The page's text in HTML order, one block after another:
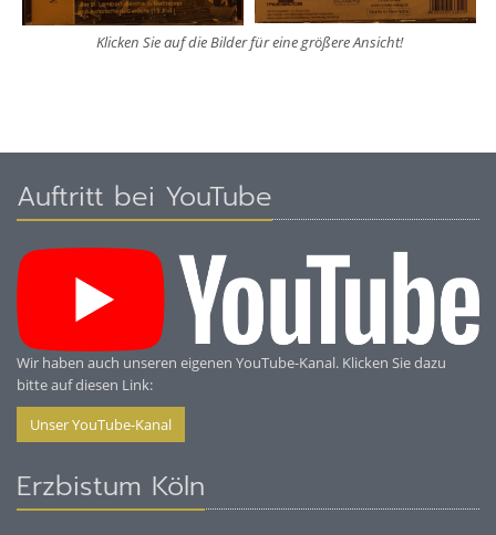
Klicken Sie auf die Bilder für eine größere Ansicht!
Auftritt bei YouTube
Wir haben auch unseren eigenen YouTube-Kanal. Klicken Sie dazu
bitte auf diesen Link:
Unser YouTube-Kanal
Erzbistum Köln